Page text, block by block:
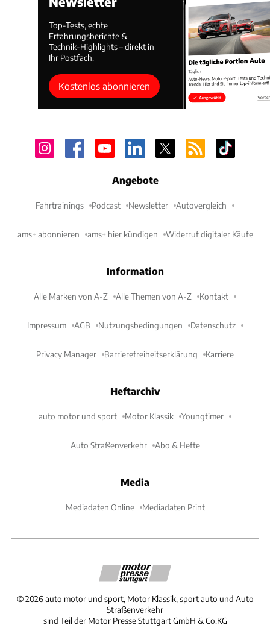
Top-Tests, echte
Erfahrungsberichte &
Technik-Highlights – direkt in
Ihr Postfach.
Kostenlos abonnieren
Angebote
Fahrtrainings Podcast Newsletter Autovergleich
ams+ abonnieren ams+ hier kündigen Widerruf digitaler Käufe
Information
Alle Marken von A-Z Alle Themen von A-Z Kontakt
Impressum AGB Nutzungsbedingungen Datenschutz
Privacy Manager Barrierefreiheitserklärung Karriere
Heftarchiv
auto motor und sport Motor Klassik Youngtimer
Auto Straßenverkehr Abo & Hefte
Media
Mediadaten Online Mediadaten Print
©2026 auto motor und sport, Motor Klassik, sport auto und Auto
Straßenverkehr
sind Teil der Motor Presse Stuttgart GmbH & Co.KG